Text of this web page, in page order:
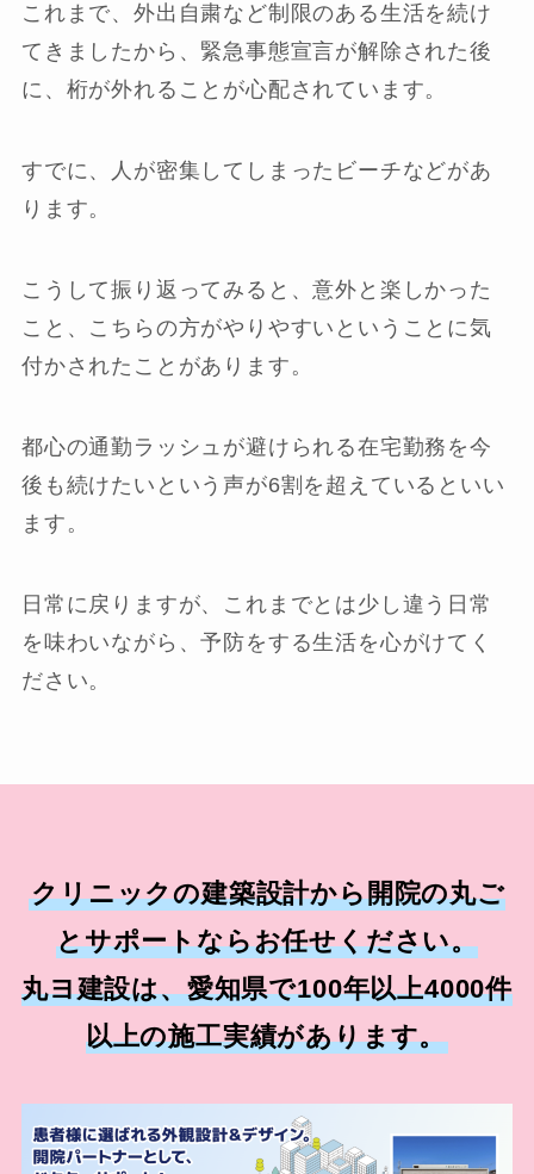
これまで、外出自粛など制限のある生活を続け
てきましたから、緊急事態宣言が解除された後
に、桁が外れることが心配されています。
すでに、人が密集してしまったビーチなどがあ
ります。
こうして振り返ってみると、意外と楽しかった
こと、こちらの方がやりやすいということに気
付かされたことがあります。
都心の通勤ラッシュが避けられる在宅勤務を今
後も続けたいという声が6割を超えているといい
ます。
日常に戻りますが、これまでとは少し違う日常
を味わいながら、予防をする生活を心がけてく
ださい。
クリニックの建築設計から開院の丸ご
とサポートならお任せください。
丸ヨ建設は、愛知県で100年以上4000件
以上の施工実績があります。